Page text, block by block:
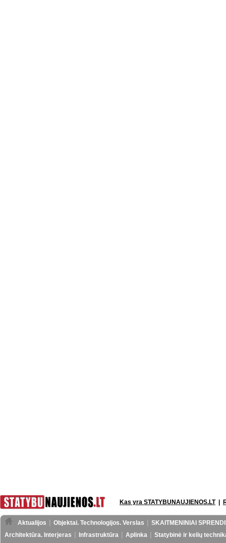
Kas yra STATYBUNAUJIENOS.LT|
Aktualijos Objektai. Technologijos. Verslas
SKAITMENINIAI
Architektūra. Interjeras
Infrastruktūra Aplinka
Statybinė ir kelių